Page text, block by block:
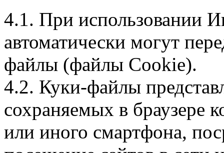
4.1. При использовании
автоматически могут
файлы (файлы Cookie).
4.2. Куки-файлы
сохраняемых в браузере
или иного смартфона,